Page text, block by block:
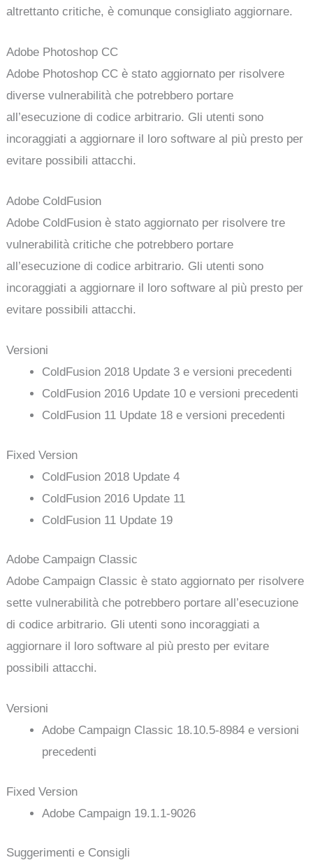
altrettanto critiche, è comunque consigliato aggiornare.
Adobe Photoshop CC
Adobe Photoshop CC è stato aggiornato per risolvere
diverse vulnerabilità che potrebbero portare
all’esecuzione di codice arbitrario. Gli utenti sono
incoraggiati a aggiornare il loro software al più presto per
evitare possibili attacchi.
Adobe ColdFusion
Adobe ColdFusion è stato aggiornato per risolvere tre
vulnerabilità critiche che potrebbero portare
all’esecuzione di codice arbitrario. Gli utenti sono
incoraggiati a aggiornare il loro software al più presto per
evitare possibili attacchi.
Versioni
ColdFusion 2018 Update 3 e versioni precedenti
ColdFusion 2016 Update 10 e versioni precedenti
ColdFusion 11 Update 18 e versioni precedenti
Fixed Version
ColdFusion 2018 Update 4
ColdFusion 2016 Update 11
ColdFusion 11 Update 19
Adobe Campaign Classic
Adobe Campaign Classic è stato aggiornato per risolvere
sette vulnerabilità che potrebbero portare all’esecuzione
di codice arbitrario. Gli utenti sono incoraggiati a
aggiornare il loro software al più presto per evitare
possibili attacchi.
Versioni
Adobe Campaign Classic 18.10.5-8984 e versioni
precedenti
Fixed Version
Adobe Campaign 19.1.1-9026
Suggerimenti e Consigli